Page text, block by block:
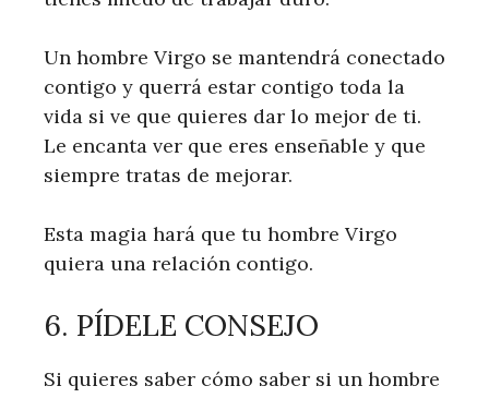
Un hombre Virgo se mantendrá conectado
contigo y querrá estar contigo toda la
vida si ve que quieres dar lo mejor de ti.
Le encanta ver que eres enseñable y que
siempre tratas de mejorar.
Esta magia hará que tu hombre Virgo
quiera una relación contigo.
6. PÍDELE CONSEJO
Si quieres saber cómo saber si un hombre